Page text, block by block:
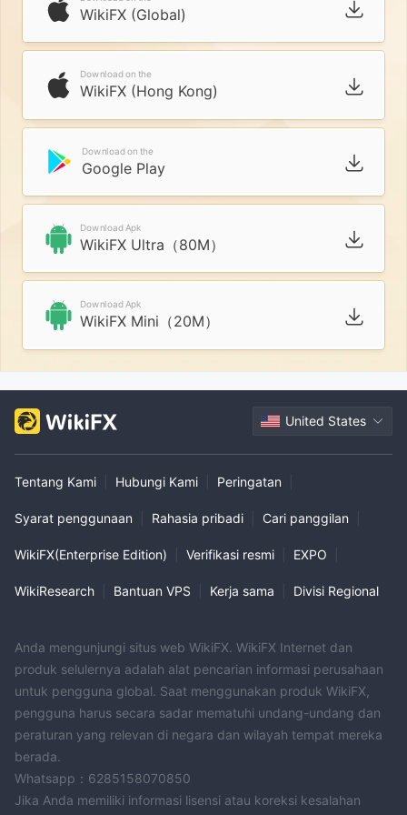
WikiFX (Global)
Download on the
WikiFX (Hong Kong)
Download on the
Google Play
Download Apk
WikiFX Ultra（80M）
Download Apk
WikiFX Mini（20M）
United States
Tentang Kami Hubungi Kami Peringatan
Syarat penggunaan Rahasia pribadi Cari panggilan
WikiFX(Enterprise Edition) Verifikasi resmi EXPO
WikiResearch Bantuan VPS Kerja sama Divisi Regional
Anda mengunjungi situs web WikiFX. WikiFX Internet dan
produk selulernya adalah alat pencarian informasi perusahaan
untuk pengguna global. Saat menggunakan produk WikiFX,
pengguna harus secara sadar mematuhi undang-undang dan
peraturan yang relevan di negara dan wilayah tempat mereka
berada.
Whatsapp：6285158070850
Jika Anda memiliki informasi lisensi atau koreksi kesalahan